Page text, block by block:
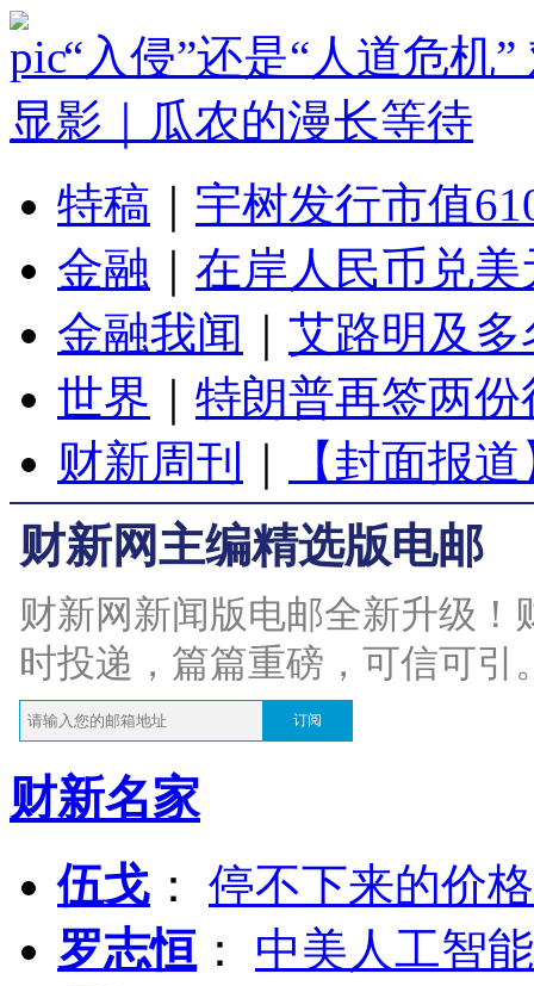
“入侵”还是“人道危机
显影｜瓜农的漫长等待
特稿
宇树发行市值
金融
在岸人民币兑
金融我闻
艾路明及
世界
特朗普再签两
财新周刊
【封面报
财新网主编精选版电邮
财新网新闻版电邮全新升级
时投递，篇篇重磅，可信可引
订阅
财新名家
伍戈 ： 停不下来的价
罗志恒 ： 中美人工智